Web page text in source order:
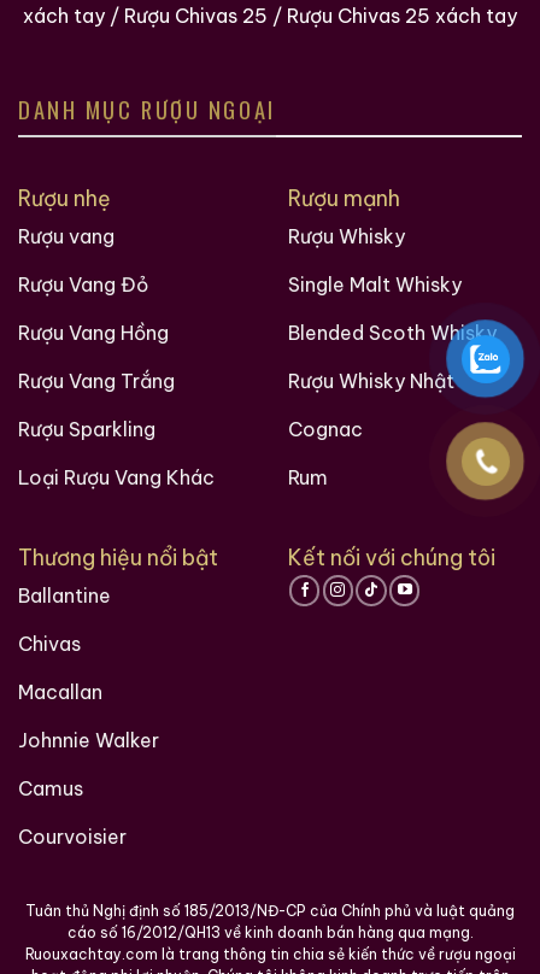
Hàng Ngàn Khách Hàng Của ruouxachtay.com
Các loại rượu sưu tầm quý hiềm trên thế giới tại
XÁCH TAY UY TÍN TẠI HCM
Ruouxachtay.comchuyên cung cấprượu Chivas
xách tay / Rượu Chivas 25 / Rượu Chivas 25 xách tay
DANH MỤC RƯỢU NGOẠI
Rượu nhẹ
Rượu vang
Rượu Vang Đỏ
Rượu Vang Hồng
Rượu Vang Trắng
Rượu Sparkling
Loại Rượu Vang Khác
Rượu mạnh
Rượu Whisky
Single Malt Whisky
Blended Scoth Whisky
Rượu Whisky Nhật
Cognac
Rum
Thương hiệu nổi bật
Ballantine
Chivas
Macallan
Johnnie Walker
Camus
Courvoisier
Kết nối với chúng tôi
Tuân thủ Nghị định số 185/2013/NĐ-CP của Chính phủ và luật quảng
cáo số 16/2012/QH13 về kinh doanh bán hàng qua mạng.
Ruouxachtay.com là trang thông tin chia sẻ kiến thức về rượu ngoại